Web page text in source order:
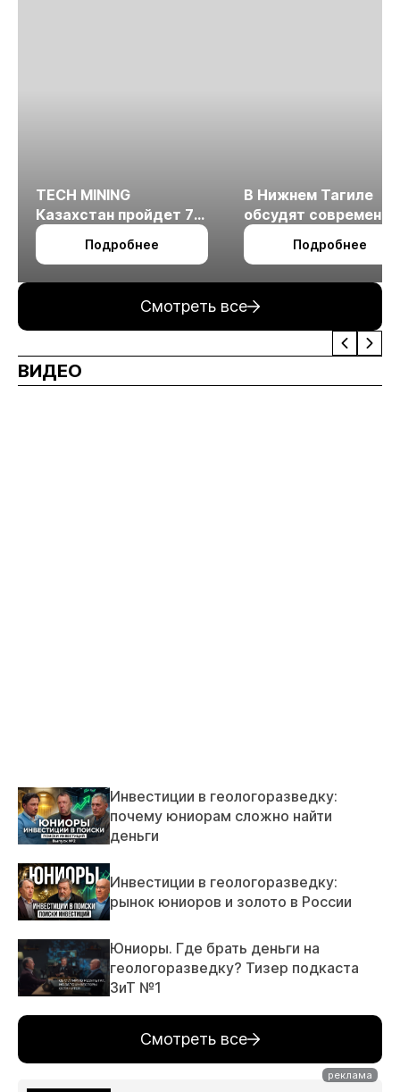
TECH MINING
Казахстан пройдет 7
октября в Алматы
Подробнее
В Нижнем Тагиле
обсудят
технологии
измельчения
Подробнее
Смотреть все
ВИДЕО
Инвестиции в геологоразведку:
почему юниорам сложно найти
деньги
Инвестиции в геологоразведку:
рынок юниоров и золото в России
Юниоры. Где брать деньги на
геологоразведку? Тизер подкаста
ЗиТ №1
Смотреть все